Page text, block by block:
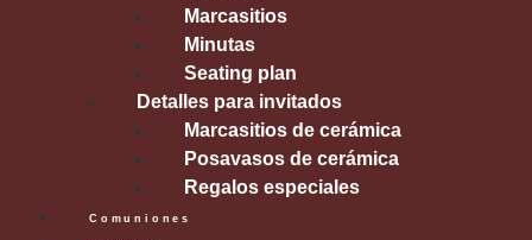
Marcasitios
Minutas
Seating plan
Detalles para invitados
Marcasitios de cerámica
Posavasos de cerámica
Regalos especiales
Comuniones